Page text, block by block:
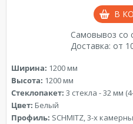
В
Самовывоз со
Доставка: от
Ширина: 1200 мм
Высота: 1200 мм
Стеклопакет: 3 стекла - 32 мм
Цвет: Белый
Профиль: SСHMITZ, 3-х